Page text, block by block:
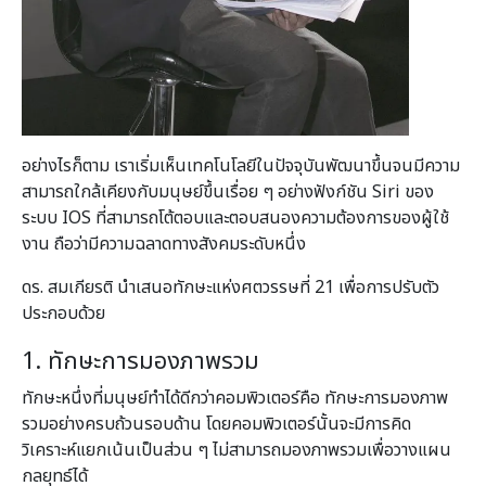
อย่างไรก็ตาม เราเริ่มเห็นเทคโนโลยีในปัจจุบันพัฒนาขึ้นจนมีความ
สามารถใกล้เคียงกับมนุษย์ขึ้นเรื่อย ๆ อย่างฟังก์ชัน Siri ของ
ระบบ IOS ที่สามารถโต้ตอบและตอบสนองความต้องการของผู้ใช้
งาน ถือว่ามีความฉลาดทางสังคมระดับหนึ่ง
ดร. สมเกียรติ นำเสนอทักษะแห่งศตวรรษที่ 21 เพื่อการปรับตัว
ประกอบด้วย
1. ทักษะการมองภาพรวม
ทักษะหนึ่งที่มนุษย์ทำได้ดีกว่าคอมพิวเตอร์คือ ทักษะการมองภาพ
รวมอย่างครบถ้วนรอบด้าน โดยคอมพิวเตอร์นั้นจะมีการคิด
วิเคราะห์แยกเน้นเป็นส่วน ๆ ไม่สามารถมองภาพรวมเพื่อวางแผน
กลยุทธ์ได้